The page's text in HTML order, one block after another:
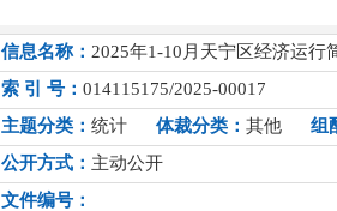
信息名称： 2025年1-10月天宁区经济运行
索 引 号： 014115175/2025-00017
主题分类： 统计 体裁分类： 其他
组
公开方式： 主动公开
文件编号：